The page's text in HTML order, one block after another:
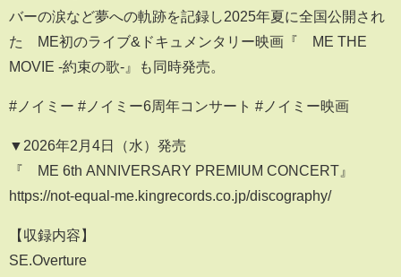
バーの涙など夢への軌跡を記録し2025年夏に全国公開され
た≠ME初のライブ&ドキュメンタリー映画『≠ME THE
MOVIE -約束の歌-』も同時発売。
#ノイミー #ノイミー6周年コンサート #ノイミー映画
▼2026年2月4日（水）発売
『≠ME 6th ANNIVERSARY PREMIUM CONCERT』
https://not-equal-me.kingrecords.co.jp/discography/
【収録内容】
SE.Overture